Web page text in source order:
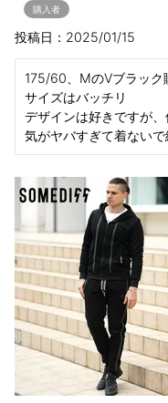
購入者
投稿日 2025/01/15
175/60、MのVブラック
サイズはバッチリ
デザインは好きですが
気がヤバすぎて着ないで